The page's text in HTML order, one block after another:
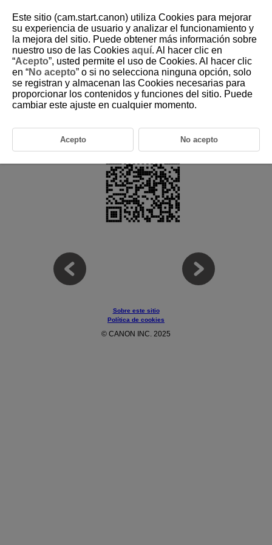
D250-110
Información complementaria
Consulte el siguiente sitio web para ver información complementaria
https://cam.start.canon/H001/
Sobre este sitio
Política de cookies
© CANON INC. 2025
Este sitio (cam.start.canon) utiliza Cookies para mejorar
su experiencia de usuario y analizar el funcionamiento y
la mejora del sitio. Puede obtener más información sobre
nuestro uso de las Cookies aquí. Al hacer clic en
“Acepto”, usted permite el uso de Cookies. Al hacer clic
en “No acepto” o si no selecciona ninguna opción, solo
se registran y almacenan las Cookies necesarias para
proporcionar los contenidos y funciones del sitio. Puede
cambiar este ajuste en cualquier momento.
Acepto No acepto